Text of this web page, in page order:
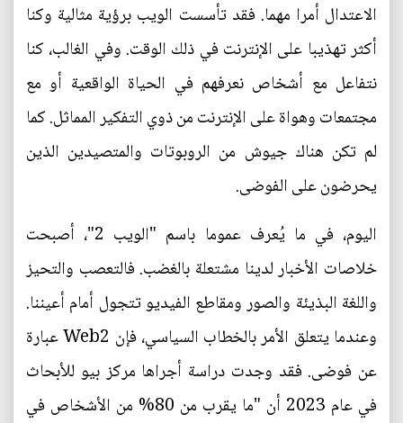
الاعتدال أمرا مهما. فقد تأسست الويب برؤية مثالية وكنا
أكثر تهذيبا على الإنترنت في ذلك الوقت. وفي الغالب، كنا
نتفاعل مع أشخاص نعرفهم في الحياة الواقعية أو مع
مجتمعات وهواة على الإنترنت من ذوي التفكير المماثل. كما
لم تكن هناك جيوش من الروبوتات والمتصيدين الذين
يحرضون على الفوضى.
اليوم، في ما يُعرف عموما باسم "الويب 2"، أصبحت
خلاصات الأخبار لدينا مشتعلة بالغضب. فالتعصب والتحيز
واللغة البذيئة والصور ومقاطع الفيديو تتجول أمام أعيننا.
وعندما يتعلق الأمر بالخطاب السياسي، فإن Web2 عبارة
عن فوضى. فقد وجدت دراسة أجراها مركز بيو للأبحاث
في عام 2023 أن "ما يقرب من 80% من الأشخاص في